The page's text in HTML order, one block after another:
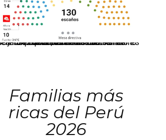
El JNE oficializó la distribución de escaños para la elección de 60 senadores y 130 diputados en las Elecciones Generales 2026, tras el restablecimiento de la Bicameralidad.
Familias más
ricas del Perú
2026